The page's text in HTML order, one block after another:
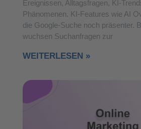
Ereignissen, Alltagsfragen, KI-
Phänomenen. KI-Features wie AI
die Google-Suche noch präsenter.
wuchsen Suchanfragen zur
WEITERLESEN »